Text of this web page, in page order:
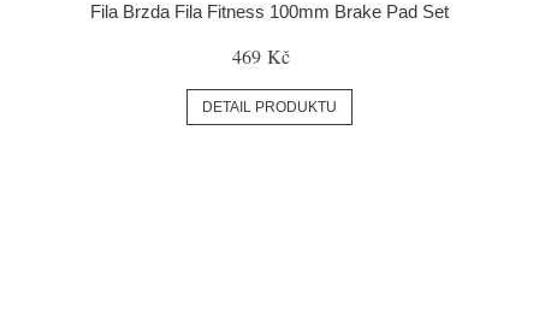
Fila Brzda Fila Fitness 100mm Brake Pad Set
469 Kč
DETAIL PRODUKTU